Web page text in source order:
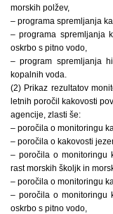
morskih polžev,
– programa spremljanja
– programa spremljanja
oskrbo s pitno vodo,
– program spremljanja
kopalnih voda.
(2) Prikaz rezultatov
letnih poročil kakovosti
agencije, zlasti še:
– poročila o monitoringu
– poročila o kakovosti
– poročila o monitoringu
rast morskih školjk in
– poročila o monitoringu
– poročila o monitoringu
oskrbo s pitno vodo,